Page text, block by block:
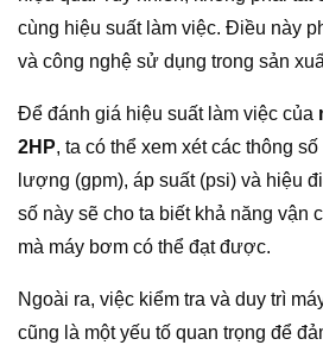
cùng hiệu suất làm việc. Điều này
và công nghệ sử dụng trong sản
Để đánh giá hiệu suất làm việc của
2HP, ta có thể xem xét các thông
lượng (gpm), áp suất (psi) và hiệu
số này sẽ cho ta biết khả năng vận
mà máy bơm có thể đạt được.
Ngoài ra, việc kiểm tra và duy trì
cũng là một yếu tố quan trọng để